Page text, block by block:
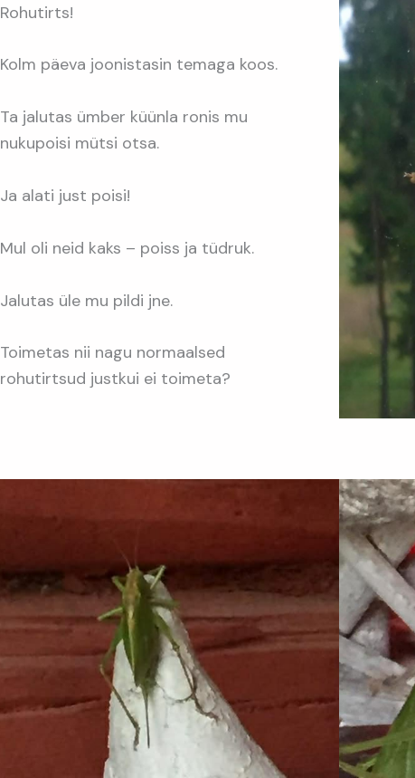
Rohutirts!
Kolm päeva joonistasin temaga koos.
Ta jalutas ümber küünla ronis mu
nukupoisi mütsi otsa.
Ja alati just poisi!
Mul oli neid kaks – poiss ja tüdruk.
Jalutas üle mu pildi jne.
Toimetas nii nagu normaalsed
rohutirtsud justkui ei toimeta?